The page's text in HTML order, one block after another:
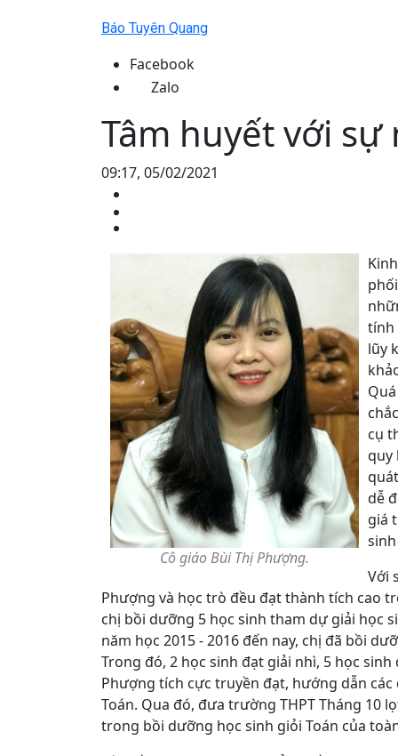
Báo Tuyên Quang
Facebook
Zalo
Tâm huyết với
09:17, 05/02/2021
Cô giáo Bùi Thị Phượng.
tính
lũy
cụ
quy
dễ
giá
Với
Phượng và học trò đều đạt thành tích cao
chị bồi dưỡng 5 học sinh tham dự giải học
năm học 2015 - 2016 đến nay, chị đã bồi
Trong đó, 2 học sinh đạt giải nhì, 5 học
Phượng tích cực truyền đạt, hướng dẫn
Toán. Qua đó, đưa trường THPT Tháng 10
trong bồi dưỡng học sinh giỏi Toán của